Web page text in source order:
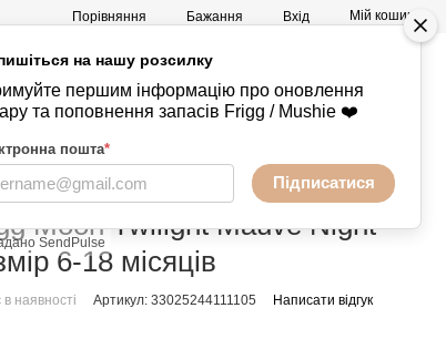
на нашу розсилку
першим інформацію про оновлення
та поповнення запасів Frigg / Mushie ❤️
пошта*
Підписатися
SendPulse
Порівняння Бажання Вхід Мій кошик
Mushie -
Речі
+380730847238
Пустушки FRIGG FRIGG FRIGG
Moon Twilight Mauve Night
6-18 місяців
наявності Артикул: 33025244111105 Написати відгук